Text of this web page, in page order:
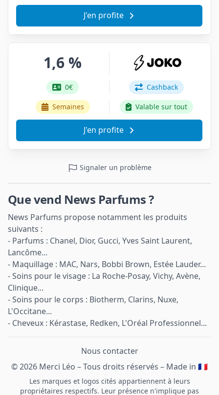
J'en profite
1,6 %
0€ Cashback
Semaines Valable sur tout
J'en profite
Signaler un problème
Que vend News Parfums ?
News Parfums propose notamment les produits
suivants :
- Parfums : Chanel, Dior, Gucci, Yves Saint Laurent,
Lancôme...
- Maquillage : MAC, Nars, Bobbi Brown, Estée Lauder...
- Soins pour le visage : La Roche-Posay, Vichy, Avène,
Clinique...
- Soins pour le corps : Biotherm, Clarins, Nuxe,
L'Occitane...
- Cheveux : Kérastase, Redken, L'Oréal Professionnel...
Nous contacter
© 2026 Merci Léo – Tous droits réservés – Made in 🇫🇷
Les marques et logos cités appartiennent à leurs
propriétaires respectifs. Leur présence n'implique pas